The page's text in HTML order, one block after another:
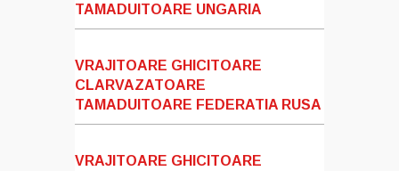
TAMADUITOARE UNGARIA
VRAJITOARE GHICITOARE
CLARVAZATOARE
TAMADUITOARE FEDERATIA RUSA
VRAJITOARE GHICITOARE